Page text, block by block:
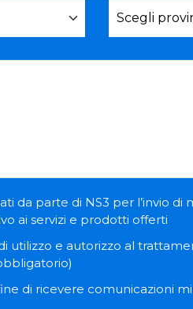
da parte di NS3 per l’invio di
ai servizi e prodotti offerti
utilizzo e autorizzo al
di ricevere comunicazioni